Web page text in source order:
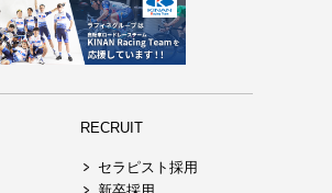
RECRUIT
セラピスト採用